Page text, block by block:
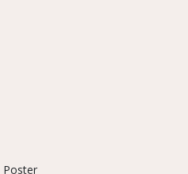
Poster